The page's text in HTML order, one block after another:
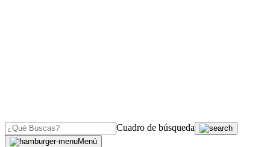
Cuadro de búsqueda
Menú
OJO